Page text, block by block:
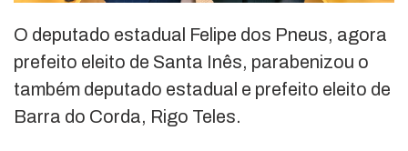
O deputado estadual Felipe dos Pneus, agora
prefeito eleito de Santa Inês, parabenizou o
também deputado estadual e prefeito eleito de
Barra do Corda, Rigo Teles.